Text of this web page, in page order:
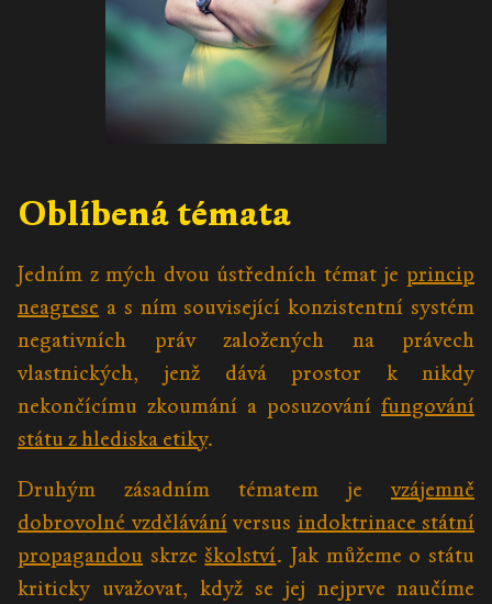
Oblíbená témata
Jedním z mých dvou ústředních témat je princip
neagrese a s ním související konzistentní systém
negativních práv založených na právech
vlastnických, jenž dává prostor k nikdy
nekončícímu zkoumání a posuzování fungování
státu z hlediska etiky.
Druhým zásadním tématem je vzájemně
dobrovolné vzděláváníversus indoktrinace státní
propagandou skrzeškolství. Jak můžeme o státu
kriticky uvažovat, když se jej nejprve naučíme